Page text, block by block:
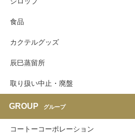
食品
カクテルグッズ
辰巳蒸留所
取り扱い中止・廃盤
GROUP グループ
コートーコーポレーション